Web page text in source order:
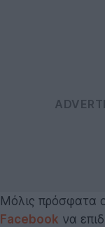
Μόλις πρόσφατα
Facebook να